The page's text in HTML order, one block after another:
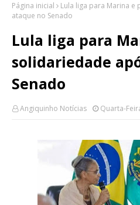
Página inicial
Lula liga para Marina
ataque no Senado
Lula liga para
solidariedade
Senado
Angiquinho Notícias Quarta-